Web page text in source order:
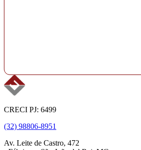
CRECI PJ: 6499
(32) 98806-8951
Av. Leite de Castro, 472